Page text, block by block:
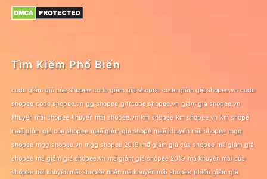
Tìm Kiếm Phổ Biến
code giảm giá của shopee code giảm giá shopee code giảm giá shopee.vn code
shopee code shopee.vn gg shopee giftcode shopee.vn giảm giá shopee.vn
khuyến mãi shopee khuyến mãi shopee.vn km shopee km shopee vn km shopê
maã giảm giá của shopee maã giảm giá shopê maã khuyến mãi shopee mgg
shopee mgg shopee.vn mgg shopee 2019 mã giảm giá của shopee mã giảm giá
shopee mã giảm giá shopee.vn mã giảm giá shopee 2019 mã khuyến mãi của
shopee mã khuyến mãi shopee nhận mã khuyến mãi shopee phiếu giảm giá